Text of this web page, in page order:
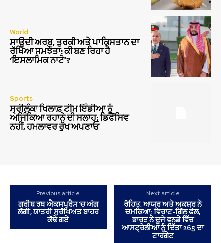
World
ਸਾਊਦੀ ਅਰਬ, ਤੁਰਕੀ ਅਤੇ ਪਾਕਿਸਤਾਨ ਦਾ
ਰੱਖਿਆ ਸਮਝੌਤਾ: ਕੀ ਬਣ ਰਿਹਾ ਹੈ
‘ਇਸਲਾਮਿਕ ਨਾਟੋ’?
Sports
ਸ੍ਰੀਲੰਕਾ ਖਿਲਾਫ਼ ਟੀਮ ਇੰਡੀਆ ਨੂੰ
ਅਜਿੰਕਿਆ ਰਹਾਨੇ ਦੀ ਸਲਾਹ: ਡਿਫੈਂਸਿਵ
ਨਹੀਂ, ਹਮਲਾਵਰ ਰੁੱਖ ਅਪਣਾਓ
Previous article
ਗਰੀਬ ਰਥ ਐਕਸਪ੍ਰੈਸ ‘ਚ ਅੱਗ
ਲੱਗੀ, ਯਾਤਰੀ ਸੁਰੱਖਿਅਤ ਬਾਹਰ
ਕੱਢੇ ਗਏ
Next article
ਰੋਹਿਤ, ਆਯਰ ਅਤੇ ਅਕਸ਼ਰ ਨੇ
ਚਮਕਿਆ; ਵਿਰਾਟ-ਗਿੱਲ ਫੇਲ,
ਭਾਰਤ ਨੇ ਦੂਜੇ ਵਨਡੇ ਵਿੱਚ
ਆਸਟ੍ਰੇਲੀਆ ਨੂੰ ਦਿੱਤਾ 265 ਦਾ
ਟਾਰਗੇਟ